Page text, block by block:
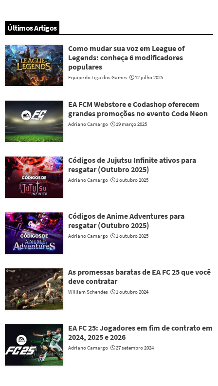
Últimos Artigos
Como mudar sua voz em League of
Legends: conheça 6 modificadores
populares
Equipe do Liga dos Games 12 julho 2025
EA FCM Webstore e Codashop oferecem
grandes promoções no evento Code Neon
Adriano Camargo 19 março 2025
Códigos de Jujutsu Infinite ativos para
resgatar (Outubro 2025)
Adriano Camargo 1 outubro 2025
Códigos de Anime Adventures para
resgatar (Outubro 2025)
Adriano Camargo 1 outubro 2025
As promessas baratas de EA FC 25 que você
deve contratar
William Schendes 1 outubro 2024
EA FC 25: Jogadores em fim de contrato em
2024, 2025 e 2026
Adriano Camargo 27 setembro 2024